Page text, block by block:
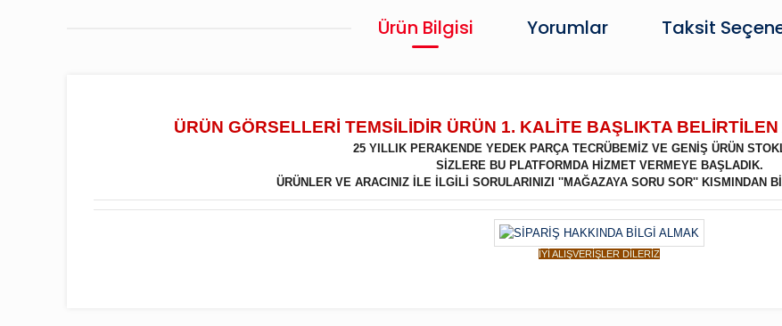
Ürün Bilgisi Yorumlar Taksit
ÜRÜN GÖRSELLERİ TEMSİLİDİR ÜRÜN 1. KALİTE BAŞLIKTA
25 YILLIK PERAKENDE YEDEK PARÇA TECRÜBEMİZ VE GENİŞ ÜRÜN
SİZLERE BU PLATFORMDA HİZMET VERMEYE BAŞLADIK.
ÜRÜNLER VE ARACINIZ İLE İLGİLİ SORULARINIZI ''MAĞAZAYA SORU SOR'' KISMINDAN
İYİ ALIŞVERİŞLER DİLERİZ